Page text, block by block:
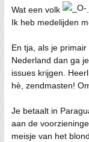
Wat een volk
Ik heb medelijden
En tja, als je
Nederland dan ga
issues krijgen.
hè, zendmasten!
Je betaalt in
aan de
meisje van het